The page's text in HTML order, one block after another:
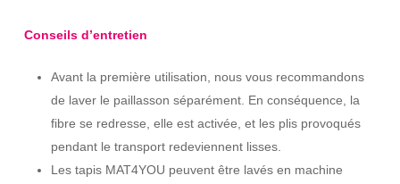
Conseils d’entretien
Avant la première utilisation, nous vous recommandons
de laver le paillasson séparément. En conséquence, la
fibre se redresse, elle est activée, et les plis provoqués
pendant le transport redeviennent lisses.
Les tapis MAT4YOU peuvent être lavés en machine